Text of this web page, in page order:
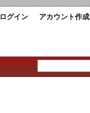
ログイン アカウント作成